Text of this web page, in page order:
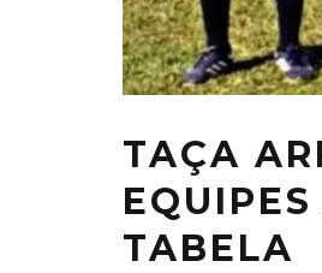
TAÇA
TABELA